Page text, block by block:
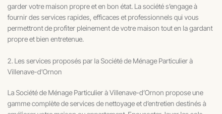
garder votre maison propre et en bon état. La société s’engage à
fournir des services rapides, efficaces et professionnels qui vous
permettront de profiter pleinement de votre maison tout en la gardant
propre et bien entretenue.
2. Les services proposés par la Société de Ménage Particulier à
Villenave-d'Ornon
La Société de Ménage Particulier à Villenave-d’Ornon propose une
gamme complète de services de nettoyage et d’entretien destinés à